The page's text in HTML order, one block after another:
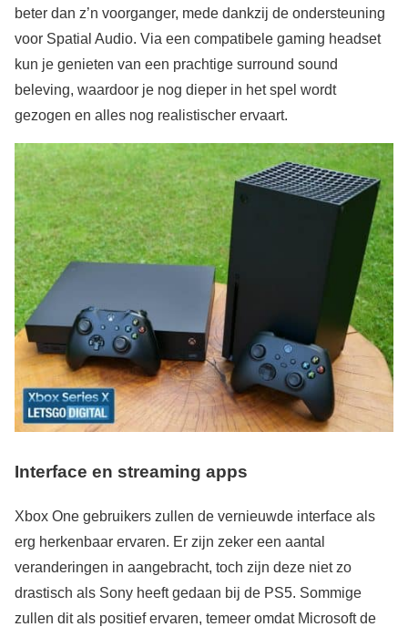
beter dan z’n voorganger, mede dankzij de ondersteuning
voor Spatial Audio. Via een compatibele gaming headset
kun je genieten van een prachtige surround sound
beleving, waardoor je nog dieper in het spel wordt
gezogen en alles nog realistischer ervaart.
Interface en streaming apps
Xbox One gebruikers zullen de vernieuwde interface als
erg herkenbaar ervaren. Er zijn zeker een aantal
veranderingen in aangebracht, toch zijn deze niet zo
drastisch als Sony heeft gedaan bij de PS5. Sommige
zullen dit als positief ervaren, temeer omdat Microsoft de